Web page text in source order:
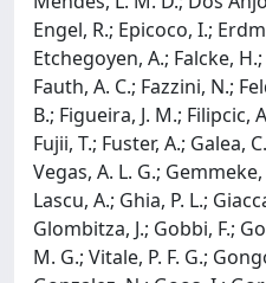
Engel, R.; Epicoco, I.;
Etchegoyen, A.; Falcke, H.;
Fauth, A. C.; Fazzini, N.;
B.; Figueira, J. M.; Filipcic,
Fujii, T.; Fuster, A.; Galea,
Vegas, A. L. G.;
Lascu, A.; Ghia, P. L.;
Glombitza, J.; Gobbi, F.;
M. G.; Vitale, P. F. G.;